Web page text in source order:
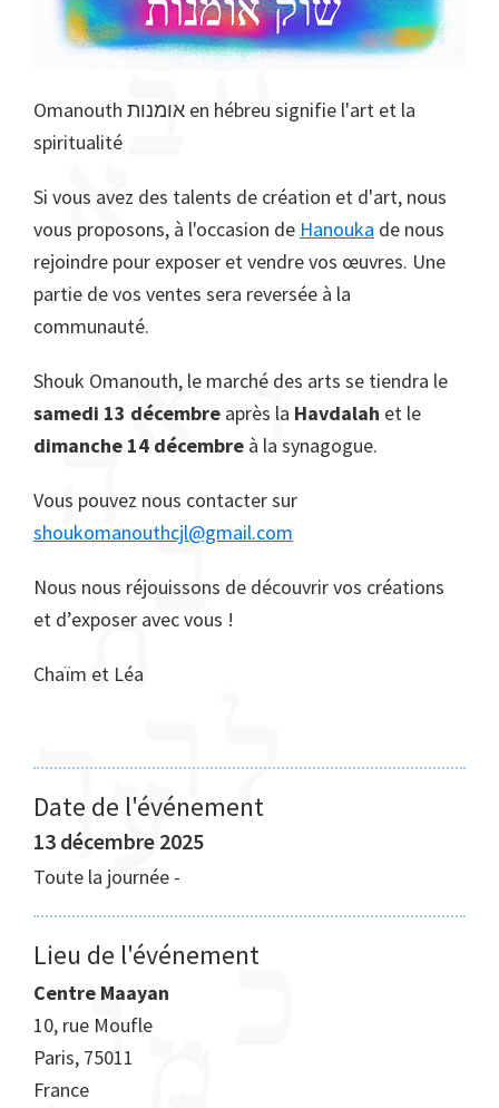
Omanouth אומנות en hébreu signifie l'art et la
spiritualité
Si vous avez des talents de création et d'art, nous
vous proposons, à l'occasion de Hanouka de nous
rejoindre pour exposer et vendre vos œuvres. Une
partie de vos ventes sera reversée à la
communauté.
Shouk Omanouth, le marché des arts se tiendra le
samedi 13 décembre après la Havdalah et le
dimanche 14 décembre à la synagogue.
Vous pouvez nous contacter sur
shoukomanouthcjl@gmail.com
Nous nous réjouissons de découvrir vos créations
et d’exposer avec vous !
Chaïm et Léa
Date de l'événement
13 décembre 2025
Toute la journée -
Lieu de l'événement
Centre Maayan
10, rue Moufle
Paris, 75011
France